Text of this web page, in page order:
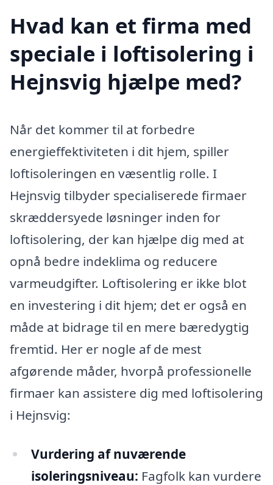
Hvad kan et firma med
speciale i loftisolering i
Hejnsvig hjælpe med?
Når det kommer til at forbedre
energieffektiviteten i dit hjem, spiller
loftisoleringen en væsentlig rolle. I
Hejnsvig tilbyder specialiserede firmaer
skræddersyede løsninger inden for
loftisolering, der kan hjælpe dig med at
opnå bedre indeklima og reducere
varmeudgifter. Loftisolering er ikke blot
en investering i dit hjem; det er også en
måde at bidrage til en mere bæredygtig
fremtid. Her er nogle af de mest
afgørende måder, hvorpå professionelle
firmaer kan assistere dig med loftisolering
i Hejnsvig:
Vurdering af nuværende
isoleringsniveau: Fagfolk kan vurdere